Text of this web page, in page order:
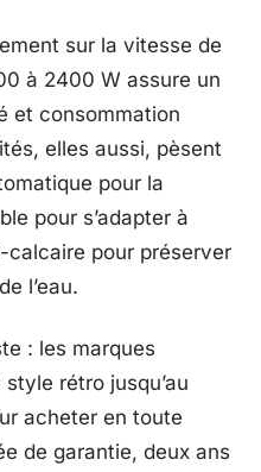
sur la vitesse de
à 2400 W assure un
et consommation
elles aussi, pèsent
pour la
pour s’adapter à
pour préserver
l’eau.
: les marques
rétro jusqu’au
acheter en toute
de garantie, deux ans